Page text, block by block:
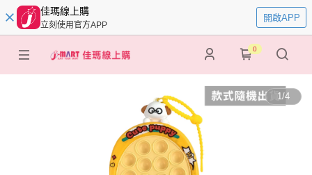
佳瑪線上購
立刻使用官方APP
開啟APP
0
1/4